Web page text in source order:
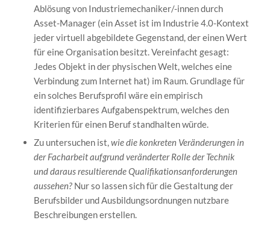
Ablösung von Industriemechaniker/-innen durch
Asset-Manager (ein Asset ist im Industrie 4.0-Kontext
jeder virtuell abgebildete Gegenstand, der einen Wert
für eine Organisation besitzt. Vereinfacht gesagt:
Jedes Objekt in der physischen Welt, welches eine
Verbindung zum Internet hat) im Raum. Grundlage für
ein solches Berufsprofil wäre ein empirisch
identifizierbares Aufgabenspektrum, welches den
Kriterien für einen Beruf standhalten würde.
Zu untersuchen ist,wie die konkreten Veränderungen in
der Facharbeit aufgrund veränderter Rolle der Technik
und daraus resultierende Qualifikationsanforderungen
aussehen? Nur so lassen sich für die Gestaltung der
Berufsbilder und Ausbildungsordnungen nutzbare
Beschreibungen erstellen.